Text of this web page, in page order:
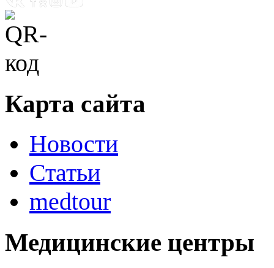
Карта сайта
Новости
Статьи
medtour
Медицинские центры